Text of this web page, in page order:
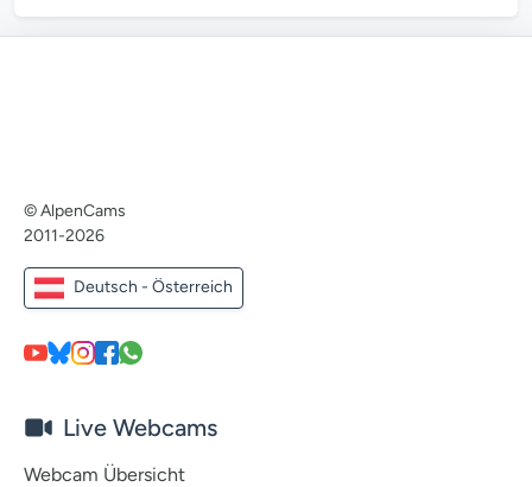
© AlpenCams
2011-2026
Deutsch - Österreich
Live Webcams
Webcam Übersicht